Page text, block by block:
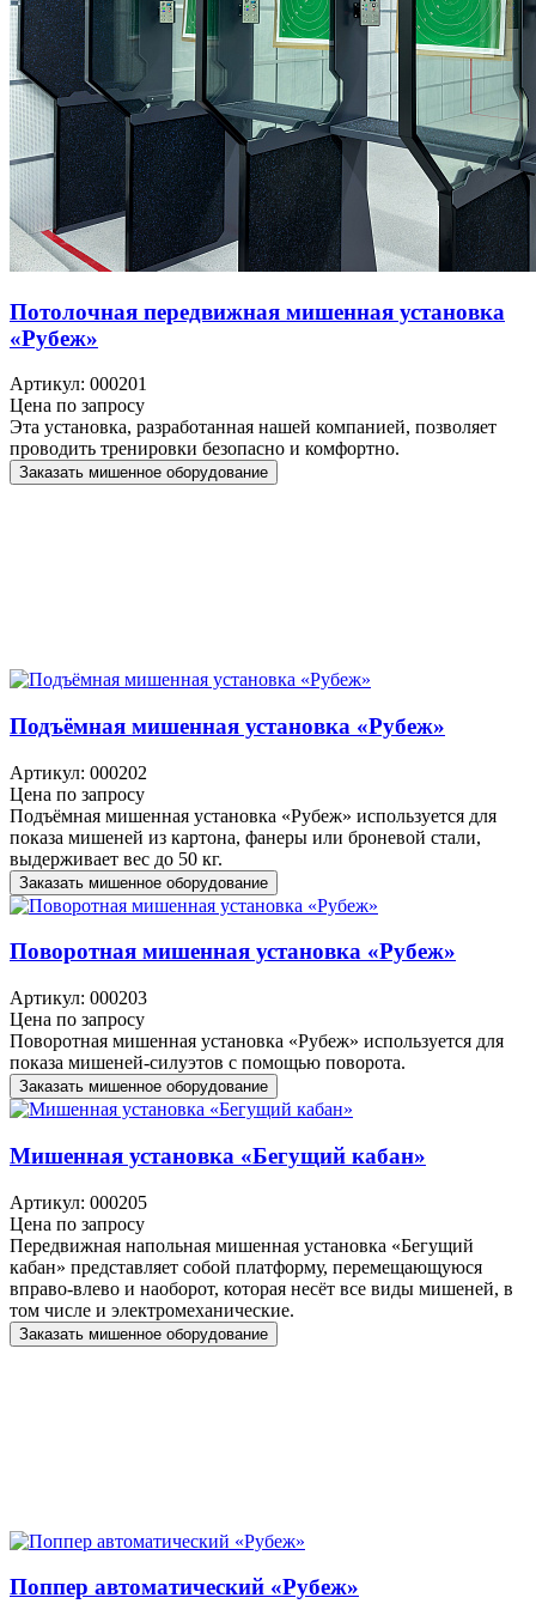
Потолочная передвижная мишенная установка
«Рубеж»
Артикул: 000201
Цена по запросу
Эта установка, разработанная нашей компанией, позволяет
проводить тренировки безопасно и комфортно.
Заказать мишенное оборудование
Подъёмная мишенная установка «Рубеж»
Артикул: 000202
Цена по запросу
Подъёмная мишенная установка «Рубеж» используется для
показа мишеней из картона, фанеры или броневой стали,
выдерживает вес до 50 кг.
Заказать мишенное оборудование
Поворотная мишенная установка «Рубеж»
Артикул: 000203
Цена по запросу
Поворотная мишенная установка «Рубеж» используется для
показа мишеней-силуэтов с помощью поворота.
Заказать мишенное оборудование
Мишенная установка «Бегущий кабан»
Артикул: 000205
Цена по запросу
Передвижная напольная мишенная установка «Бегущий
кабан» представляет собой платформу, перемещающуюся
вправо-влево и наоборот, которая несёт все виды мишеней, в
том числе и электромеханические.
Заказать мишенное оборудование
Поппер автоматический «Рубеж»